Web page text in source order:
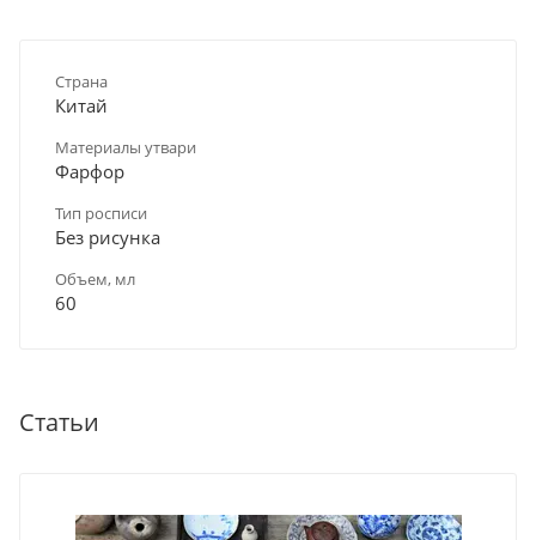
Страна
Китай
Материалы утвари
Фарфор
Тип росписи
Без рисунка
Объем, мл
60
Статьи